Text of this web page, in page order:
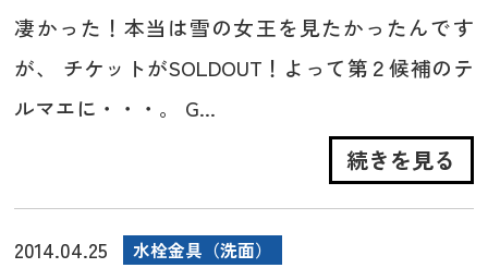
凄かった！本当は雪の女王を見たかったんです
が、 チケットがSOLDOUT！よって第２候補のテ
ルマエに・・・。 G...
続きを見る
2014.04.25 水栓金具（洗面）